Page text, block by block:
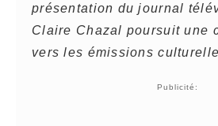
présentation du journal
Claire Chazal poursuit une
vers les émissions
Publicité: